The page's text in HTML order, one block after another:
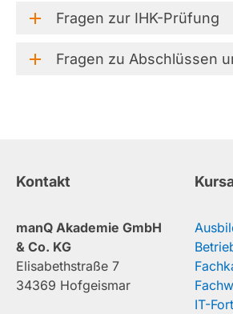
Fragen zur IHK-Prüfung
Fragen zu Abschlüssen
Kontakt
manQ Akademie GmbH
& Co. KG
Elisabethstraße 7
34369 Hofgeismar
IT-